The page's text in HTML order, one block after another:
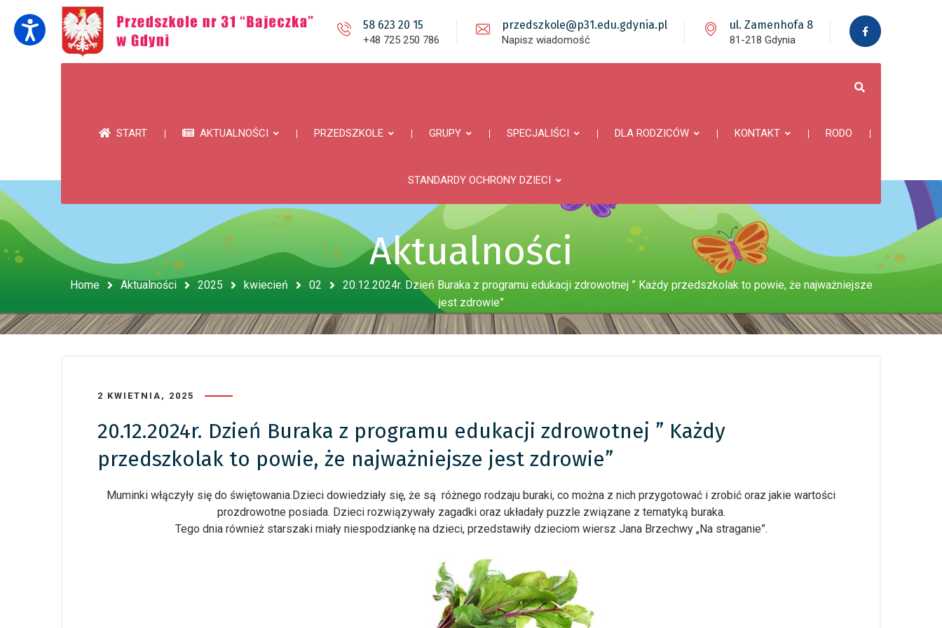
58 623 20 15
+48 725 250 786
przedszkole@p31.edu.gdynia.pl
Napisz wiadomość
ul. Zamenhofa 8
81-218 Gdynia
START AKTUALNOŚCI PRZEDSZKOLE GRUPY SPECJALIŚCI DLA RODZICÓW KONTAKT RODO
STANDARDY OCHRONY DZIECI
Aktualności
Home Aktualności 2025 kwiecień 02
20.12.2024r. Dzień Buraka z programu edukacji zdrowotnej ” Każdy przedszkolak to powie, że najważniejsze
jest zdrowie”
2 KWIETNIA, 2025
20.12.2024r. Dzień Buraka z programu edukacji zdrowotnej ” Każdy
przedszkolak to powie, że najważniejsze jest zdrowie”
Muminki włączyły się do świętowania.Dzieci dowiedziały się, że są różnego rodzaju buraki, co można z nich przygotować i zrobić oraz jakie wartości
prozdrowotne posiada. Dzieci rozwiązywały zagadki oraz układały puzzle związane z tematyką buraka.
Tego dnia również starszaki miały niespodziankę na dzieci, przedstawiły dzieciom wiersz Jana Brzechwy „Na straganie”.